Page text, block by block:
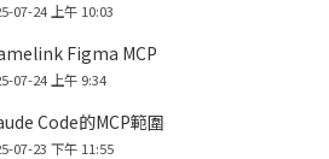
07-24 上午 10:03
Figma MCP
07-24 上午 9:34
Code的MCP範圍
07-23 下午 11:55